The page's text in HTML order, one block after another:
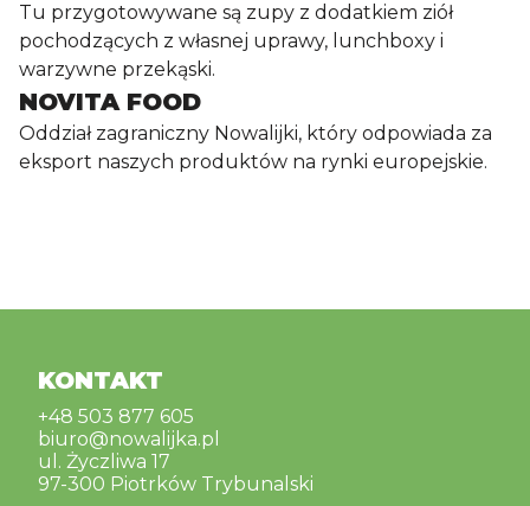
Tu przygotowywane są zupy z dodatkiem ziół
pochodzących z własnej uprawy, lunchboxy i
warzywne przekąski.
NOVITA FOOD
Oddział zagraniczny Nowalijki, który odpowiada za
eksport naszych produktów na rynki europejskie.
KONTAKT
+48 503 877 605
biuro@nowalijka.pl
ul. Życzliwa 17
97-300 Piotrków Trybunalski